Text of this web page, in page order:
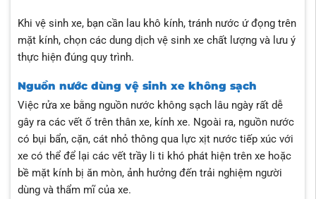
Khi vệ sinh xe, bạn cần lau khô kính, tránh nước ứ đọng trên
mặt kính, chọn các dung dịch vệ sinh xe chất lượng và lưu ý
thực hiện đúng quy trình.
Nguồn nước dùng vệ sinh xe không sạch
Việc rửa xe bằng nguồn nước không sạch lâu ngày rất dễ
gây ra các vết ố trên thân xe, kính xe. Ngoài ra, nguồn nước
có bụi bẩn, cặn, cát nhỏ thông qua lực xịt nước tiếp xúc với
xe có thể để lại các vết trầy li ti khó phát hiện trên xe hoặc
bề mặt kính bị ăn mòn, ảnh hưởng đến trải nghiệm người
dùng và thẩm mĩ của xe.